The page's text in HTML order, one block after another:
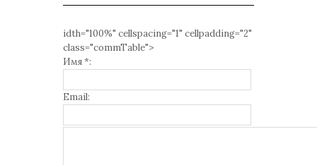
idth="100%" cellspacing="1" cellpadding="2"
class="commTable">
Имя *:
Email: